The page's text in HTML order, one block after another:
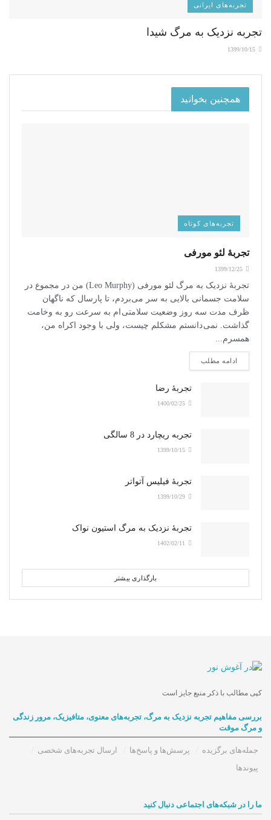
تجربه‌های ایرانی
تجربه نزدیک به مرگ شیدا
همچنین بخوانید
تجربه‌های کوتاه
تجربۀ لئو مورفی
تجربۀ نزدیک به مرگ لئو مورفی (Leo Murphy) من در مجموع در
سلامت جسمانی بالایی به سر می‌بردم، تا پارسال که ناگهان
ظرف مدت سه روز وضعیت سلامتی ام به سرعت رو به وخامت
گذاشت. نمی دانستم مشکلم چیست، ولی با وجود اکراه من،
همسرم...
ادامه مطلب
تجربۀ رضا
تجربه ریچارد در 8 سالگی
تجربۀ فیلیس آتواتر
تجربۀ نزدیک به مرگ استیون نواک
بارگذاری بیشتر
کپی مطالب با ذکر منبع جایز است
بررسی مفاهیم تجربه‌ نزدیک به مرگ، تجربه‌های معنوی، متافیزیک، مرور زندگی
و مرگ موقت
جمله‌های برگزیده پرسش‌ها و پاسخ‌ها
ارسال تجربه‌های شخصی
پیوندها
ما را در شبکه‌های اجتماعی دنبال کنید